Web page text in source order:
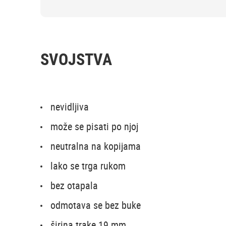
SVOJSTVA
nevidljiva
može se pisati po njoj
neutralna na kopijama
lako se trga rukom
bez otapala
odmotava se bez buke